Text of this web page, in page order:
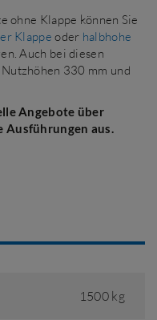
ohne Klappe können Sie
Klappe oder halbhohe
Auch bei diesen
330 mm und
Angebote über
Ausführungen aus.
1500 kg